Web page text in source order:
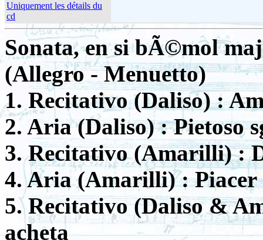
Uniquement les détails du
cd
Sonata, en si bÃ©mol
(Allegro - Menuetto)
1. Recitativo (Daliso) :
2. Aria (Daliso) : Pietoso
3. Recitativo (Amarilli) :
4. Aria (Amarilli) : Piacer
5. Recitativo (Daliso &
acheta